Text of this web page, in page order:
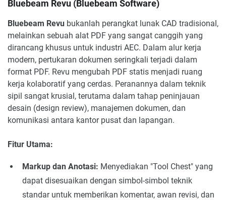
Bluebeam Revu (Bluebeam Software)
Bluebeam Revu bukanlah perangkat lunak CAD tradisional,
melainkan sebuah alat PDF yang sangat canggih yang
dirancang khusus untuk industri AEC. Dalam alur kerja
modern, pertukaran dokumen seringkali terjadi dalam
format PDF. Revu mengubah PDF statis menjadi ruang
kerja kolaboratif yang cerdas. Peranannya dalam teknik
sipil sangat krusial, terutama dalam tahap peninjauan
desain (design review), manajemen dokumen, dan
komunikasi antara kantor pusat dan lapangan.
Fitur Utama:
Markup dan Anotasi: Menyediakan "Tool Chest" yang
dapat disesuaikan dengan simbol-simbol teknik
standar untuk memberikan komentar, awan revisi, dan